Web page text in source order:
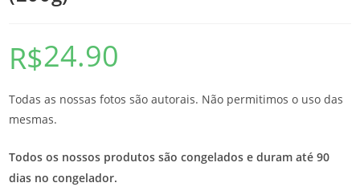
R$24.90
Todas as nossas fotos são autorais. Não permitimos o uso das
mesmas.
Todos os nossos produtos são congelados e duram até 90
dias no congelador.